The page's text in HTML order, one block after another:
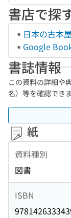
書店で探
日本の古本屋
Google
書誌情報
この資料の詳細や
名）等を確認できま
紙
資料種別
図書
ISBN